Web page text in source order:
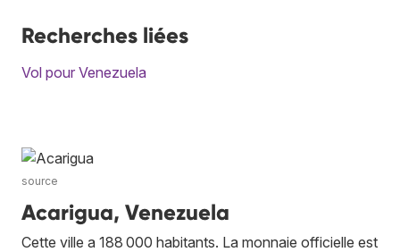
Recherches liées
Vol pour Venezuela
source
Acarigua, Venezuela
Cette ville a 188 000 habitants. La monnaie officielle est